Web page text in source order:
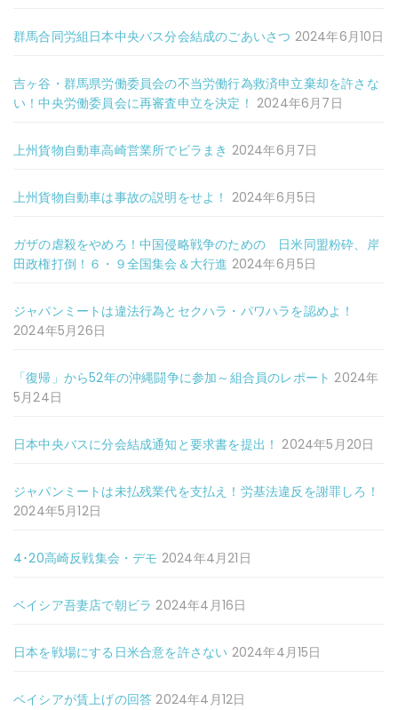
群馬合同労組日本中央バス分会結成のごあいさつ 2024年6月10日
吉ヶ谷・群馬県労働委員会の不当労働行為救済申立棄却を許さな
い！中央労働委員会に再審査申立を決定！ 2024年6月7日
上州貨物自動車高崎営業所でビラまき 2024年6月7日
上州貨物自動車は事故の説明をせよ！ 2024年6月5日
ガザの虐殺をやめろ！中国侵略戦争のための 日米同盟粉砕、岸
田政権打倒！６・９全国集会＆大行進 2024年6月5日
ジャパンミートは違法行為とセクハラ・パワハラを認めよ！
2024年5月26日
「復帰」から52年の沖縄闘争に参加～組合員のレポート 2024年
5月24日
日本中央バスに分会結成通知と要求書を提出！ 2024年5月20日
ジャパンミートは未払残業代を支払え！労基法違反を謝罪しろ！
2024年5月12日
4･20高崎反戦集会・デモ 2024年4月21日
ベイシア吾妻店で朝ビラ 2024年4月16日
日本を戦場にする日米合意を許さない 2024年4月15日
ベイシアが賃上げの回答 2024年4月12日